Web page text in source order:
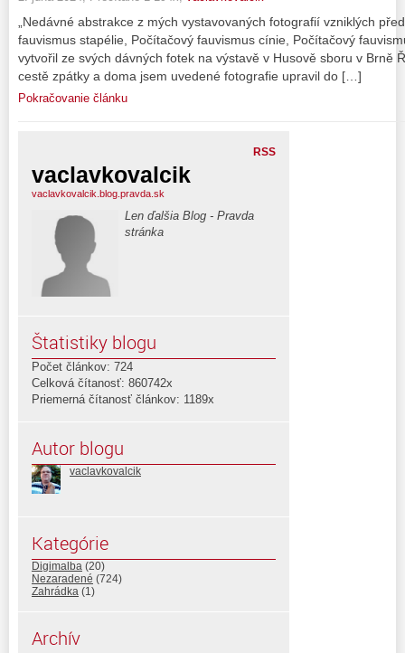
„Nedávné abstrakce z mých vystavovaných fotografií vzniklých
fauvismus stapélie, Počítačový fauvismus cínie, Počítačový
vytvořil ze svých dávných fotek na výstavě v Husově sboru v Brně
cestě zpátky a doma jsem uvedené fotografie upravil do […]
Pokračovanie článku
RSS
vaclavkovalcik
vaclavkovalcik.blog.pravda.sk
Len ďalšia Blog - Pravda
stránka
Štatistiky blogu
Počet článkov: 724
Celková čítanosť: 860742x
Priemerná čítanosť článkov: 1189x
Autor blogu
vaclavkovalcik
Kategórie
Digimalba (20)
Nezaradené (724)
Zahrádka (1)
Archív